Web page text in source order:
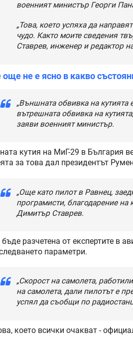
военният министър Георги
„Това, което успяха да
чудо. Както моите сведения
Ставрев, инженер и редактор
още не е ясно в какво
„Външната обвивка на
вътрешната обвивка на
заяви военният министър.
кутия на МиГ-29 в България
за това дал президентът
„Още като пилот в Равнец,
програмисти, благодарение на
Димитър Ставрев.
разчетена от експертите в
параметри.
„Скорост на самолета,
на самолета, дали пилотът е
успял да съобщи по
което всички очакват -